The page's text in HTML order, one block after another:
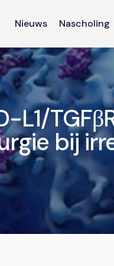
Nieuws Nascholing
L1/
bij